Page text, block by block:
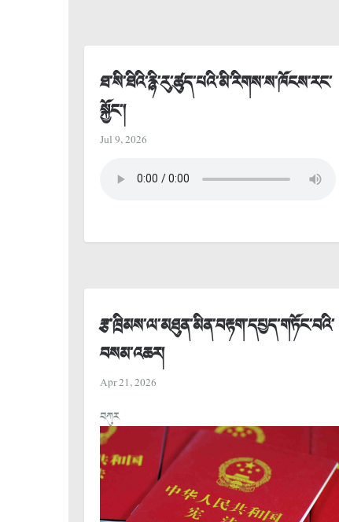
ཐ་སི་ཐིའི་རྙི་རུ་ཚུད་པའི་མི་རིགས་ས་ཁོངས་རང་
སྐྱོང་།
Jul 9, 2026
རྩ་ཁྲིམས་ལ་མཐུན་མིན་བརྟག་དཔྱད་གཏོང་བའི་
བསམ་འཆར།
Apr 21, 2026
བཀུར